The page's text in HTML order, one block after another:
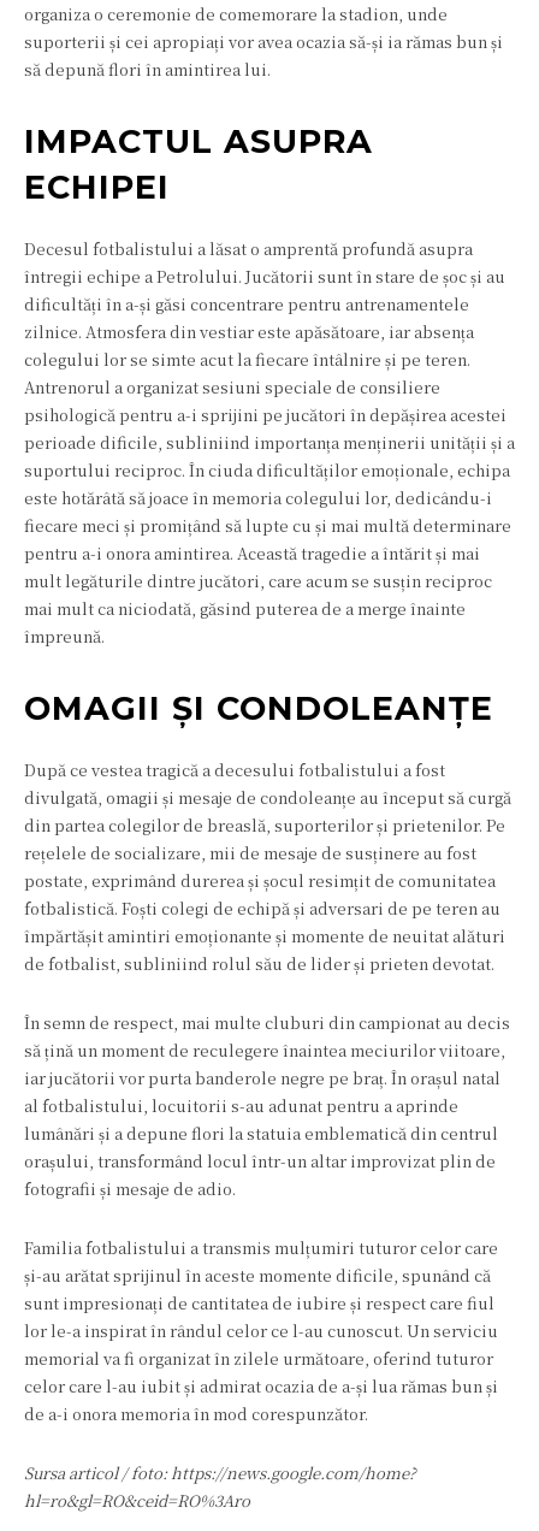
organiza o ceremonie de comemorare la stadion, unde
suporterii și cei apropiați vor avea ocazia să-și ia rămas bun și
să depună flori în amintirea lui.
IMPACTUL ASUPRA
ECHIPEI
Decesul fotbalistului a lăsat o amprentă profundă asupra
întregii echipe a Petrolului. Jucătorii sunt în stare de șoc și au
dificultăți în a-și găsi concentrare pentru antrenamentele
zilnice. Atmosfera din vestiar este apăsătoare, iar absența
colegului lor se simte acut la fiecare întâlnire și pe teren.
Antrenorul a organizat sesiuni speciale de consiliere
psihologică pentru a-i sprijini pe jucători în depășirea acestei
perioade dificile, subliniind importanța menținerii unității și a
suportului reciproc. În ciuda dificultăților emoționale, echipa
este hotărâtă să joace în memoria colegului lor, dedicându-i
fiecare meci și promițând să lupte cu și mai multă determinare
pentru a-i onora amintirea. Această tragedie a întărit și mai
mult legăturile dintre jucători, care acum se susțin reciproc
mai mult ca niciodată, găsind puterea de a merge înainte
împreună.
OMAGII ȘI CONDOLEANȚE
După ce vestea tragică a decesului fotbalistului a fost
divulgată, omagii și mesaje de condoleanțe au început să curgă
din partea colegilor de breaslă, suporterilor și prietenilor. Pe
rețelele de socializare, mii de mesaje de susținere au fost
postate, exprimând durerea și șocul resimțit de comunitatea
fotbalistică. Foști colegi de echipă și adversari de pe teren au
împărtășit amintiri emoționante și momente de neuitat alături
de fotbalist, subliniind rolul său de lider și prieten devotat.
În semn de respect, mai multe cluburi din campionat au decis
să țină un moment de reculegere înaintea meciurilor viitoare,
iar jucătorii vor purta banderole negre pe braț. În orașul natal
al fotbalistului, locuitorii s-au adunat pentru a aprinde
lumânări și a depune flori la statuia emblematică din centrul
orașului, transformând locul într-un altar improvizat plin de
fotografii și mesaje de adio.
Familia fotbalistului a transmis mulțumiri tuturor celor care
și-au arătat sprijinul în aceste momente dificile, spunând că
sunt impresionați de cantitatea de iubire și respect care fiul
lor le-a inspirat în rândul celor ce l-au cunoscut. Un serviciu
memorial va fi organizat în zilele următoare, oferind tuturor
celor care l-au iubit și admirat ocazia de a-și lua rămas bun și
de a-i onora memoria în mod corespunzător.
Sursa articol / foto: https://news.google.com/home?
hl=ro&gl=RO&ceid=RO%3Aro